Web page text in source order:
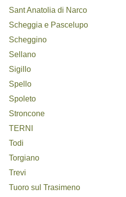
Sant Anatolia di Narco
Scheggia e Pascelupo
Scheggino
Sellano
Sigillo
Spello
Spoleto
Stroncone
TERNI
Todi
Torgiano
Trevi
Tuoro sul Trasimeno